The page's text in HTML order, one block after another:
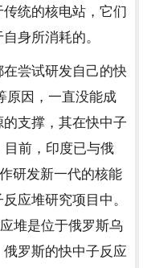
统的核电站，它们
身所消耗的。
尝试研发自己的快
原因，一直没能成
支撑，其在快中子
目前，印度已与俄
研发新一代的核能
应堆研究项目中。
堆是位于俄罗斯乌
罗斯的快中子反应